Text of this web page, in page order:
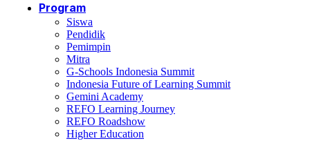
Program
Siswa
Pendidik
Pemimpin
Mitra
G-Schools Indonesia Summit
Indonesia Future of Learning Summit
Gemini Academy
REFO Learning Journey
REFO Roadshow
Higher Education